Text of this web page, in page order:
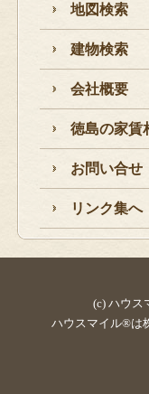
地図検索
建物検索
会社概要
徳島の家賃
お問い合せ
リンク集へ
(c) ハウス
ハウスマイル®は